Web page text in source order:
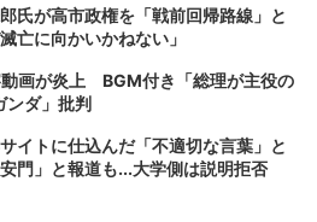
氏が高市政権を「戦前回帰路線」と
に向かいかねない」
画が炎上 BGM付き「総理が主役の
ンダ」批判
イトに仕込んだ「不適切な言葉」と
門」と報道も...大学側は説明拒否